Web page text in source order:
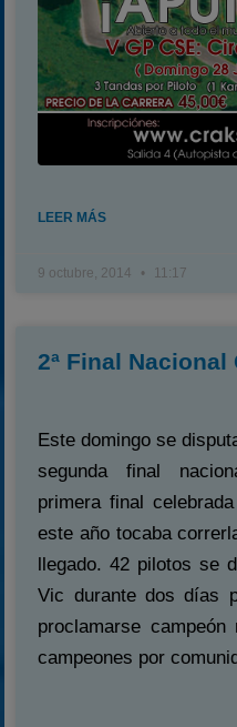
LEER MÁS
9 octubre, 2014 11:17
2ª Final
Este domingo se
segunda final
primera final
este año tocaba
llegado. 42 pilotos se
Vic durante dos días
proclamarse
campeones por